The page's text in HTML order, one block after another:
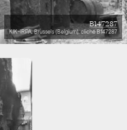
B147287
KIK-IRPA, Brussels (Belgium), cliché B147287